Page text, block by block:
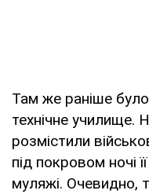
Там же раніше
технічне училище.
розмістили
під покровом ночі
муляжі. Очевидно,